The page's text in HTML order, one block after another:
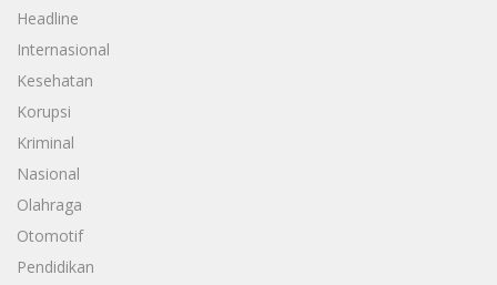
Headline
Internasional
Kesehatan
Korupsi
Kriminal
Nasional
Olahraga
Otomotif
Pendidikan